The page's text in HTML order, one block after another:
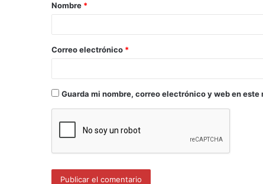
Nombre *
Correo electrónico *
Guarda mi nombre, correo electrónico y web en